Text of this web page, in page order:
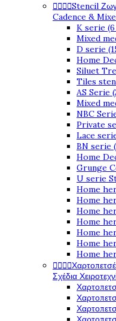
Stencil
Cadence &
K serie
Mixed
D serie
Home
Siluet
Tiles
AS Serie
Mixed
NBC
Private
Lace
BN serie
Home
Grunge
U serie
Home
Home
Home
Home
Home
Home
Home

Σχέδια